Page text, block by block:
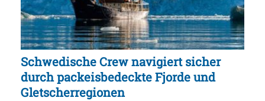
Schwedische Crew navigiert sicher
durch packeisbedeckte Fjorde und
Gletscherregionen